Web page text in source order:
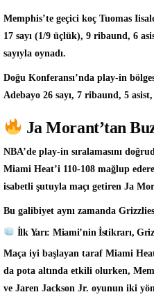
Memphis’te geçici koç Tuomas
17 sayı (1/9 üçlük), 9 ribaund, 6
sayıyla oynadı.
Doğu Konferansı’nda play-in
Adebayo 26 sayı, 7 ribaund, 5
Ja Morant’tan
NBA’de play-in sıralamasını
Miami Heat’i 110-108 mağlup
isabetli şutuyla maçı getiren Ja
Bu galibiyet aynı zamanda
İlk Yarı: Miami’nin İstikrarı,
Maça iyi başlayan taraf Miami
da pota altında etkili olurken,
ve Jaren Jackson Jr. oyunun iki